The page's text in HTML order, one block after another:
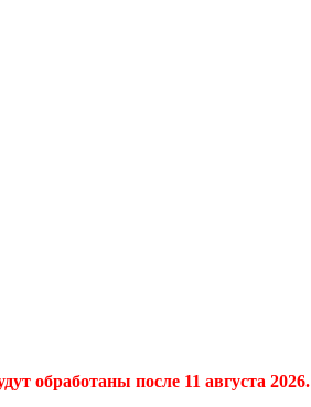
обработаны после 11 августа 2026.